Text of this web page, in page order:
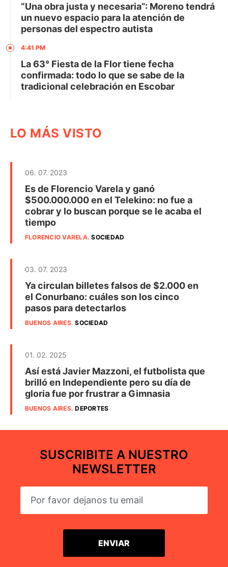
“Una obra justa y necesaria”: Moreno tendrá
un nuevo espacio para la atención de
personas del espectro autista
4:41 PM
La 63° Fiesta de la Flor tiene fecha
confirmada: todo lo que se sabe de la
tradicional celebración en Escobar
LO MÁS VISTO
06. 07. 2023
Es de Florencio Varela y ganó
$500.000.000 en el Telekino: no fue a
cobrar y lo buscan porque se le acaba el
tiempo
FLORENCIO VARELA.SOCIEDAD
03. 07. 2023
Ya circulan billetes falsos de $2.000 en
el Conurbano: cuáles son los cinco
pasos para detectarlos
BUENOS AIRES.SOCIEDAD
01. 02. 2025
Así está Javier Mazzoni, el futbolista que
brilló en Independiente pero su día de
gloria fue por frustrar a Gimnasia
BUENOS AIRES.DEPORTES
SUSCRIBITE A NUESTRO
NEWSLETTER